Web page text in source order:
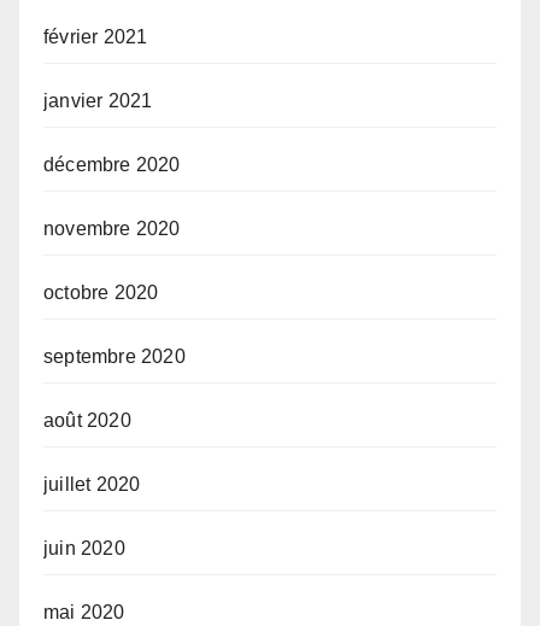
février 2021
janvier 2021
décembre 2020
novembre 2020
octobre 2020
septembre 2020
août 2020
juillet 2020
juin 2020
mai 2020